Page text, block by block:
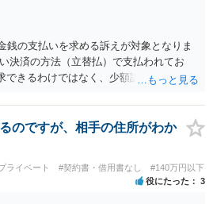
の仕入先との取引関係や返金時期など
義務の発生や履行時期には何ら影響を
これ以上、本件の解決を不必要に遅延さ
やかに返金手続を履行されるよう、強
銭の支払いを求める訴えが対象となりま
決済の方法（立替払）で支払われてお
できるわけではなく、少額訴訟は使えな
とも考えられますが、まずは後払い決済
・オフの証拠の写しとともに）支払拒絶
支払督促を行ってきた場合には全面的に
ではないかと思います。弁護士会の相談
強い弁護士（消費者保護委員会に所属し
とをお勧めします。
のですが、相手の住所がわか
ライベート #契約書・借用書なし #140万円以下
役にたった 3